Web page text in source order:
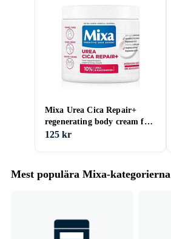
Mixa Urea Cica Repair+
regenerating body cream for
very dry skin 400ml
125 kr
Mest populära Mixa-kategorierna